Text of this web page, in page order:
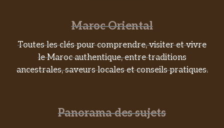
Maroc Oriental
Toutes les clés pour comprendre, visiter et vivre
le Maroc authentique, entre traditions
ancestrales, saveurs locales et conseils pratiques.
Panorama des sujets